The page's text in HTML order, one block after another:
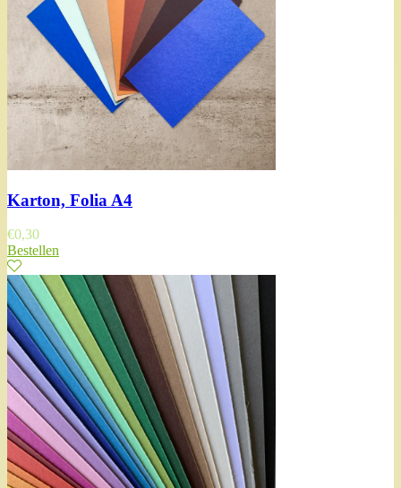
Karton, Folia A4
€0,30
Bestellen